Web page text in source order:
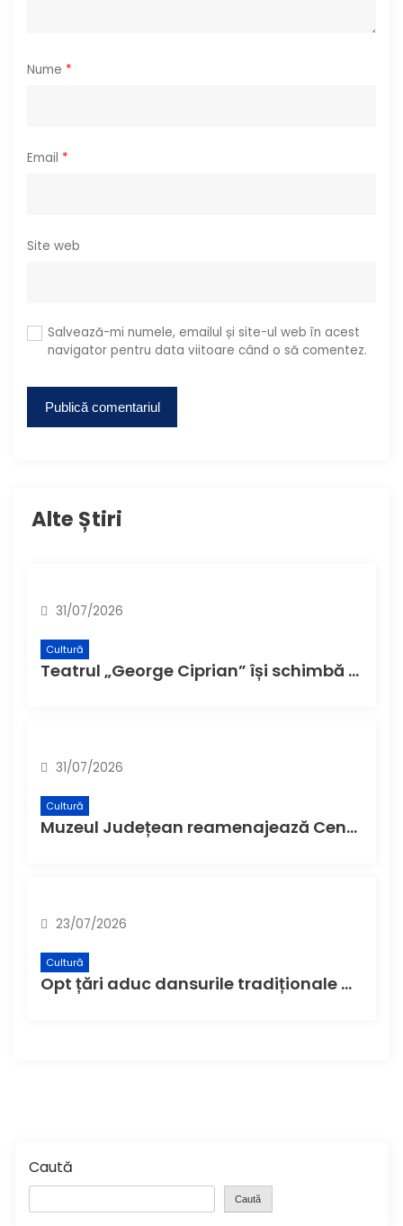
Nume *
Email *
Site web
Salvează-mi numele, emailul și site-ul web în acest
navigator pentru data viitoare când o să comentez.
Alte Știri
31/07/2026
Cultură
Teatrul „George Ciprian” își schimbă denumirea și structura de la 1 august
31/07/2026
Cultură
Muzeul Județean reamenajează Centrul de Informare Turistică și Museum Shop-ul
23/07/2026
Cultură
Opt țări aduc dansurile tradiționale ale lumii la Buzău, la cea de-a XI-a ediție a Festivalului Internațional de Folclor „Plaiurile Mioriței”
Caută
Caută